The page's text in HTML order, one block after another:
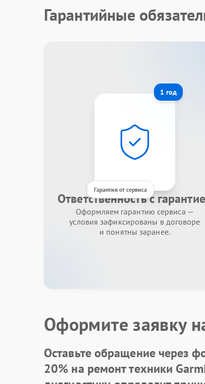
Гарантийные
1 год
Гарантия от сервиса
Ответственность с
Оформляем гарантию сервиса —
условия зафиксированы в договоре
и понятны заранее.
Оформите заявку
Оставьте обращение через
20% на ремонт техники